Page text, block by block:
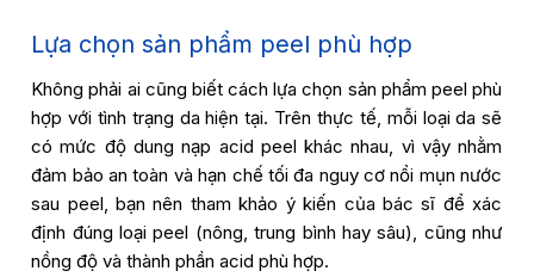
Lựa chọn sản phẩm peel phù hợp
Không phải ai cũng biết cách lựa chọn sản phẩm peel phù
hợp với tình trạng da hiện tại. Trên thực tế, mỗi loại da sẽ
có mức độ dung nạp acid peel khác nhau, vì vậy nhằm
đảm bảo an toàn và hạn chế tối đa nguy cơ nổi mụn nước
sau peel, bạn nên tham khảo ý kiến của bác sĩ để xác
định đúng loại peel (nông, trung bình hay sâu), cũng như
nồng độ và thành phần acid phù hợp.